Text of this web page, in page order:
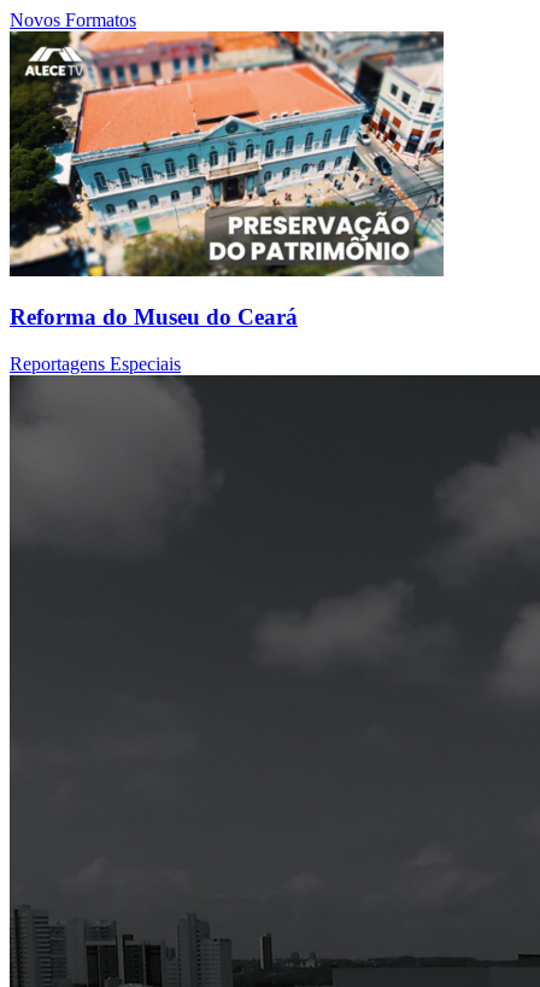
Novos Formatos
Reforma do Museu do Ceará
Reportagens Especiais